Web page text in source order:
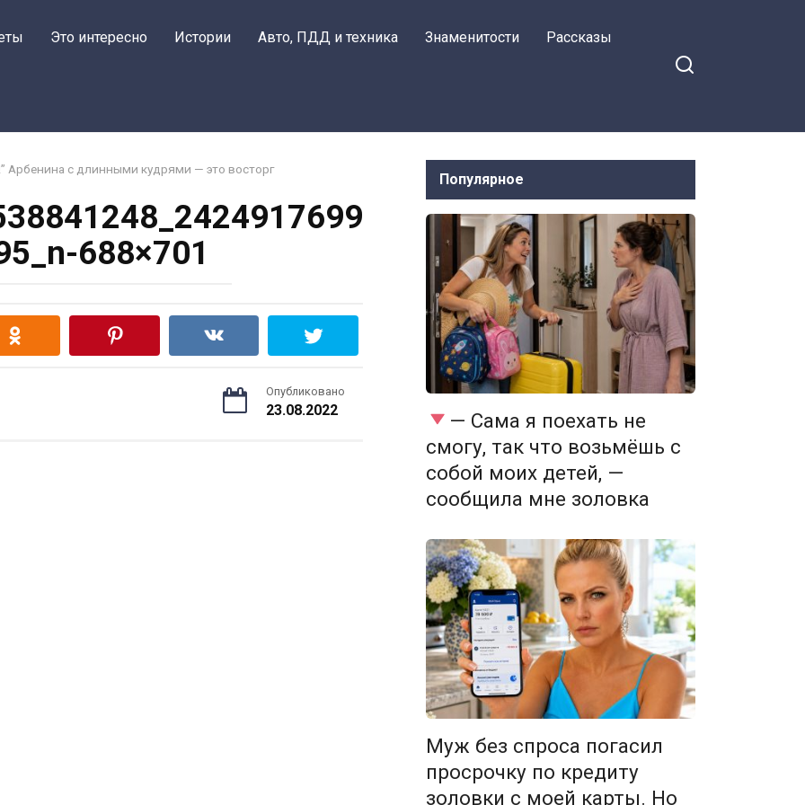
Это интересно Истории Авто, ПДД и техника Знаменитости Рассказы
Арбенина с длинными кудрями — это восторг
688×701
Опубликовано
23.08.2022
Популярное
— Сама я поехать не
смогу, так что возьмёшь с
собой моих детей, —
сообщила мне золовка
Муж без спроса погасил
просрочку по кредиту
золовки с моей карты. Но